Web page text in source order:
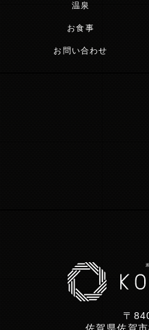
温泉
お食事
お問い合わせ
〒